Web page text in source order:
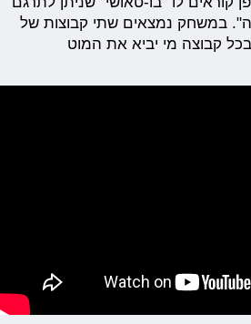
במשחק נמצאים שתי קבוצות של
קבוצה מי יביא את המוט